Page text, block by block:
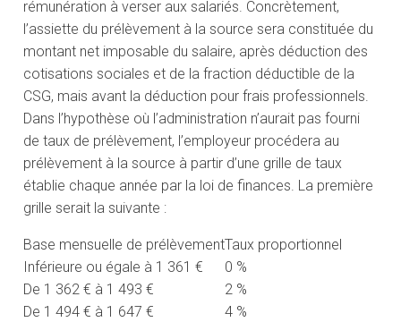
rémunération à verser aux salariés. Concrètement,
l’assiette du prélèvement à la source sera constituée du
montant net imposable du salaire, après déduction des
cotisations sociales et de la fraction déductible de la
CSG, mais avant la déduction pour frais professionnels.
Dans l’hypothèse où l’administration n’aurait pas fourni
de taux de prélèvement, l’employeur procédera au
prélèvement à la source à partir d’une grille de taux
établie chaque année par la loi de finances. La première
grille serait la suivante :
Base mensuelle de prélèvementTaux proportionnel
Inférieure ou égale à 1 361 €
0 %
De 1 362 € à 1 493 €
2 %
De 1 494 € à 1 647 €
4 %